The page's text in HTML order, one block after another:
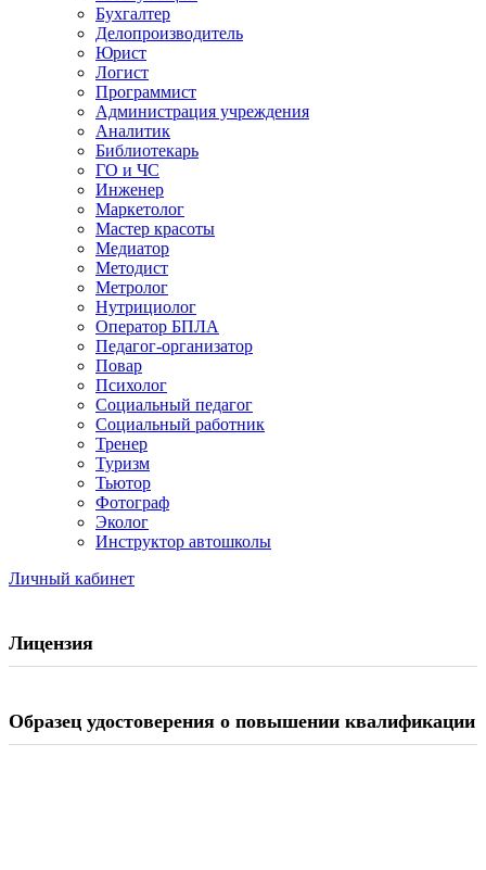
Бухгалтер
Делопроизводитель
Юрист
Логист
Программист
Администрация учреждения
Аналитик
Библиотекарь
ГО и ЧС
Инженер
Маркетолог
Мастер красоты
Медиатор
Методист
Метролог
Нутрициолог
Оператор БПЛА
Педагог-организатор
Повар
Психолог
Социальный педагог
Социальный работник
Тренер
Туризм
Тьютор
Фотограф
Эколог
Инструктор автошколы
Личный кабинет
Лицензия
Образец удостоверения о повышении квалификации